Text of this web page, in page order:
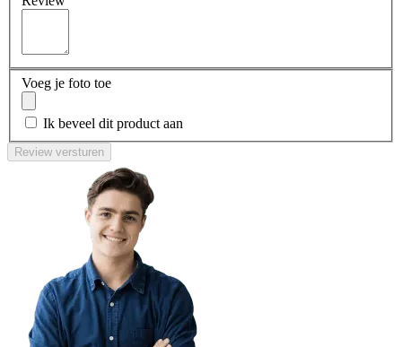
Voeg je foto toe
Ik beveel dit product aan
Review versturen